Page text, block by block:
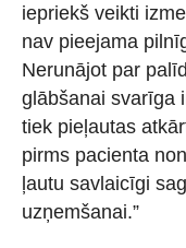
iepriekš veikti
nav pieejama
Nerunājot par
glābšanai svarīga
tiek pieļautas
pirms pacienta
ļautu savlaicīgi
uzņemšanai.”